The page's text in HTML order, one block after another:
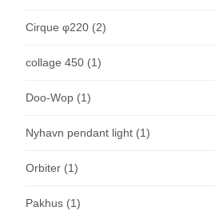
Cirque φ220 (2)
collage 450 (1)
Doo-Wop (1)
Nyhavn pendant light (1)
Orbiter (1)
Pakhus (1)